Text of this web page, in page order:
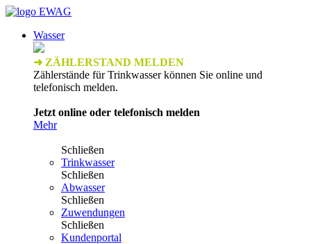
Wasser
➜ ZÄHLERSTAND MELDEN
Zählerstände für Trinkwasser können Sie online und
telefonisch melden.
Jetzt online oder telefonisch melden
Mehr
Schließen
Trinkwasser
Schließen
Abwasser
Schließen
Zuwendungen
Schließen
Kundenportal